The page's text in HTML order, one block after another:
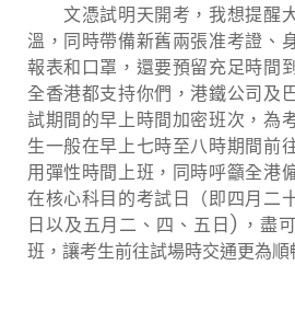
文憑試明天開考，我想提醒
溫，同時帶備新舊兩張准考證、
報表和口罩，還要預留充足時間
全香港都支持你們，港鐵公司及
試期間的早上時間加密班次，為
生一般在早上七時至八時期間前
用彈性時間上班，同時呼籲全港
在核心科目的考試日（即四月二
日以及五月二、四、五日) ，盡
班，讓考生前往試場時交通更為順